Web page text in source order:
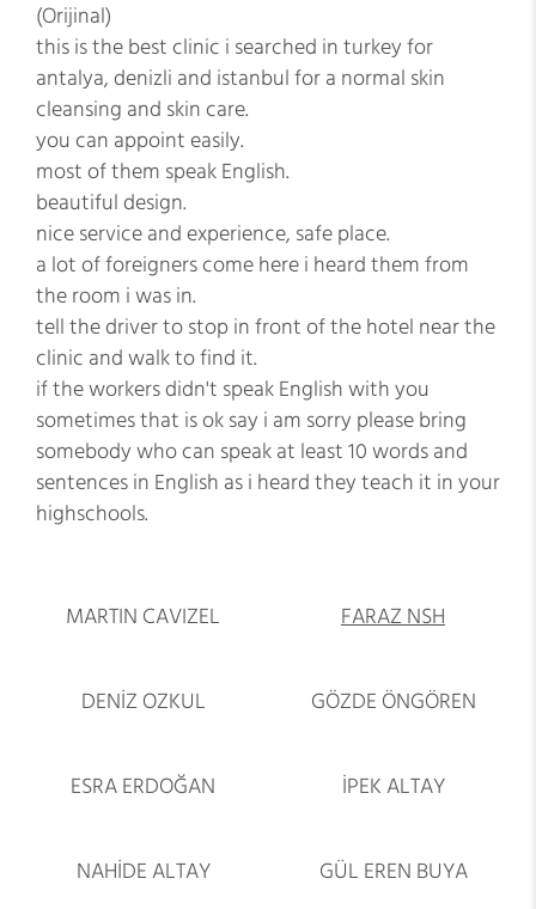
(Orijinal)
this is the best clinic i searched in turkey for
antalya, denizli and istanbul for a normal skin
cleansing and skin care.
you can appoint easily.
most of them speak English.
beautiful design.
nice service and experience, safe place.
a lot of foreigners come here i heard them from
the room i was in.
tell the driver to stop in front of the hotel near the
clinic and walk to find it.
if the workers didn't speak English with you
sometimes that is ok say i am sorry please bring
somebody who can speak at least 10 words and
sentences in English as i heard they teach it in your
highschools.
MARTIN CAVIZEL FARAZ NSH
DENİZ OZKUL GÖZDE ÖNGÖREN
ESRA ERDOĞAN İPEK ALTAY
NAHİDE ALTAY GÜL EREN BUYA